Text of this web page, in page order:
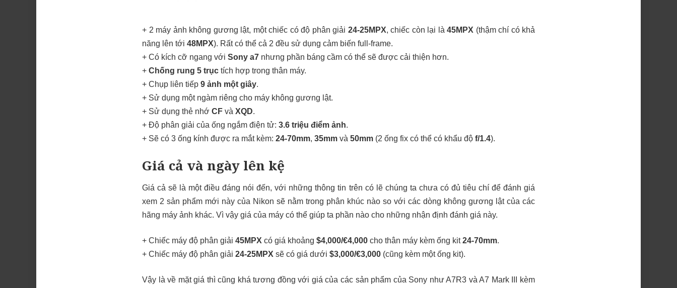
+ 2 máy ảnh không gương lật, một chiếc có độ phân giải 24-25MPX, chiếc còn lại là 45MPX (thậm chí có khả
năng lên tới 48MPX). Rất có thể cả 2 đều sử dụng cảm biến full-frame.
+ Có kích cỡ ngang với Sony a7 nhưng phần báng cầm có thể sẽ được cải thiện hơn.
+ Chống rung 5 trục tích hợp trong thân máy.
+ Chụp liên tiếp 9 ảnh một giây.
+ Sử dụng một ngàm riêng cho máy không gương lật.
+ Sử dụng thẻ nhớ CF và XQD.
+ Độ phân giải của ống ngắm điện tử: 3.6 triệu điểm ảnh.
+ Sẽ có 3 ống kính được ra mắt kèm: 24-70mm, 35mm và 50mm (2 ống fix có thể có khẩu độ f/1.4).
Giá cả và ngày lên kệ
Giá cả sẽ là một điều đáng nói đến, với những thông tin trên có lẽ chúng ta chưa có đủ tiêu chí để đánh giá
xem 2 sản phẩm mới này của Nikon sẽ nằm trong phân khúc nào so với các dòng không gương lật của các
hãng máy ảnh khác. Vì vậy giá của máy có thể giúp ta phần nào cho những nhận định đánh giá này.
+ Chiếc máy độ phân giải 45MPX có giá khoảng $4,000/€4,000 cho thân máy kèm ống kit24-70mm.
+ Chiếc máy độ phân giải 24-25MPX sẽ có giá dưới $3,000/€3,000 (cũng kèm một ống kit).
Vậy là về mặt giá thì cũng khá tương đồng với giá của các sản phẩm của Sony như A7R3 và A7 Mark III kèm